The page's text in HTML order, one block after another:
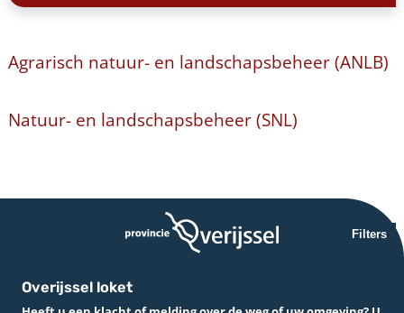
Agrarisch natuur- en landschapsbeheer (ANLB)
Natuur- en landschapsbeheer (SNL)
Filters
Overijssel loket